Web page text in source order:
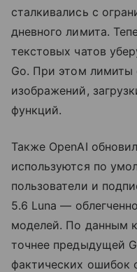
сталкивались с
дневного лимита.
текстовых чатов
Go. При этом лимиты
изображений,
функций.
Также OpenAI
используются по
пользователи и
5.6 Luna —
моделей. По данным
точнее предыдущей
фактических ошибок